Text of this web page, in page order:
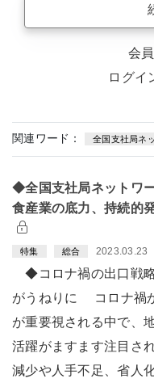
会
ログイ
関連ワード： 全国支社局ネ
◆全国支社局ネットワ
食産業の底力、持続的
特集 総合 2023.03.23
◆コロナ禍の出口戦
がうねりに コロナ禍
が重要視される中で、
活躍がますます注目さ
減少や人手不足、省人